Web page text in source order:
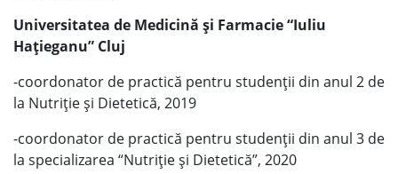
Universitatea de Medicină și Farmacie “Iuliu
Hațieganu” Cluj
-coordonator de practică pentru studenții din anul 2 de
la Nutriție și Dietetică, 2019
-coordonator de practică pentru studenții din anul 3 de
la specializarea “Nutriție și Dietetică”, 2020